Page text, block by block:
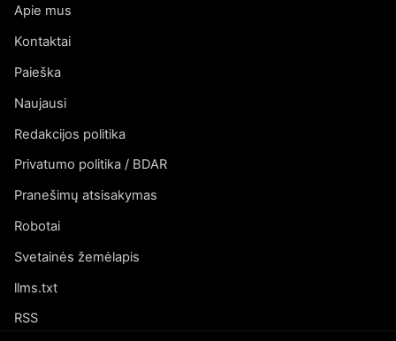
Apie mus
Kontaktai
Paieška
Naujausi
Redakcijos politika
Privatumo politika / BDAR
Pranešimų atsisakymas
Robotai
Svetainės žemėlapis
llms.txt
RSS